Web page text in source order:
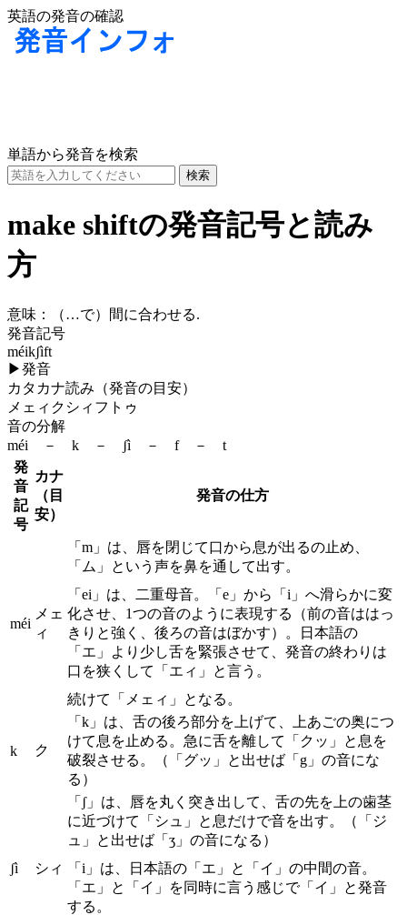
英語の発音の確認
単語から発音を検索
make shiftの発音記号と読み
方
意味：
（…で）間に合わせる.
発音記号
méikʃìft
▶発音
カタカナ読み（発音の目安）
メェィクシィフトゥ
音の分解
méi － k － ʃì － f － t
発
音
記
号
カナ
（目
安）
発音の仕方
méi
メェ
ィ
「m」は、唇を閉じて口から息が出るの止め、
「ム」という声を鼻を通して出す。
「ei」は、二重母音。「e」から「i」へ滑らかに変
化させ、1つの音のように表現する（前の音ははっ
きりと強く、後ろの音はぼかす）。日本語の
「エ」より少し舌を緊張させて、発音の終わりは
口を狭くして「エィ」と言う。
続けて「メェィ」となる。
k ク
「k」は、舌の後ろ部分を上げて、上あごの奥につ
けて息を止める。急に舌を離して「クッ」と息を
破裂させる。（「グッ」と出せば「g」の音にな
る）
ʃì シィ
「ʃ」は、唇を丸く突き出して、舌の先を上の歯茎
に近づけて「シュ」と息だけで音を出す。（「ジ
ュ」と出せば「ʒ」の音になる）
「i」は、日本語の「エ」と「イ」の中間の音。
「エ」と「イ」を同時に言う感じで「イ」と発音
する。